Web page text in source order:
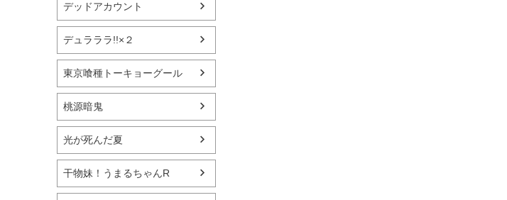
デッドアカウント
デュラララ!!×２
東京喰種トーキョーグール
桃源暗鬼
光が死んだ夏
干物妹！うまるちゃんR